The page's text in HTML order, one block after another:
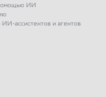
ИИ
ассистентов и агентов